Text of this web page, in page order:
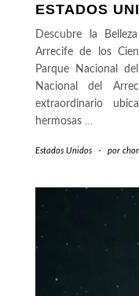
ESTADOS
Descubre la
Arrecife de los
Parque Nacional
Nacional del
extraordinario
hermosas …
Estados Unidos - por